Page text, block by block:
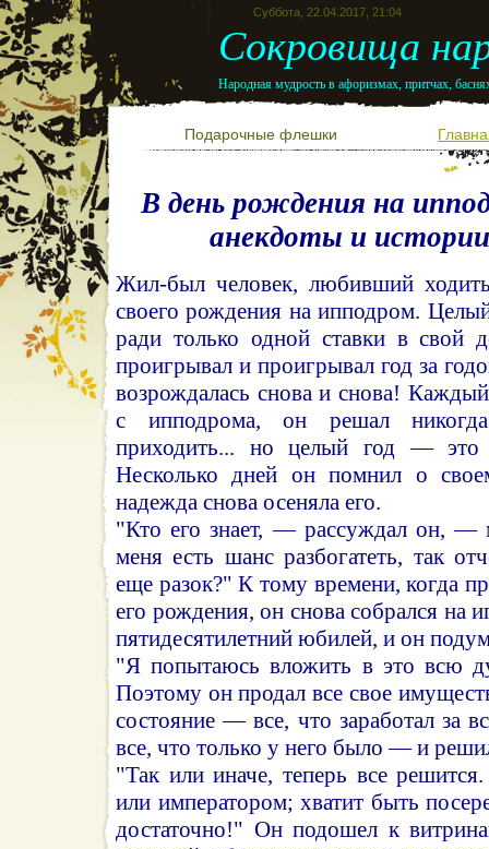
Суббота, 22.04.2017, 21:04
Сокровища
Народная мудрость в афоризмах, притчах,
Подарочные флешки
В день рождения на
анекдоты и
Жил-был человек, любивший
своего рождения на ипподром.
ради только одной ставки в свой
проигрывал и проигрывал год за
возрождалась снова и снова!
с ипподрома, он решал
приходить... но целый год — это
Несколько дней он помнил о
надежда снова осеняла его.
"Кто его знает, — рассуждал он, —
меня есть шанс разбогатеть, так
еще разок?" К тому времени, когда
его рождения, он снова собрался на
пятидесятилетний юбилей, и он
"Я попытаюсь вложить в это всю
Поэтому он продал все свое
состояние — все, что заработал за
все, что только у него было — и
"Так или иначе, теперь все
или императором; хватит быть
достаточно!" Он подошел к